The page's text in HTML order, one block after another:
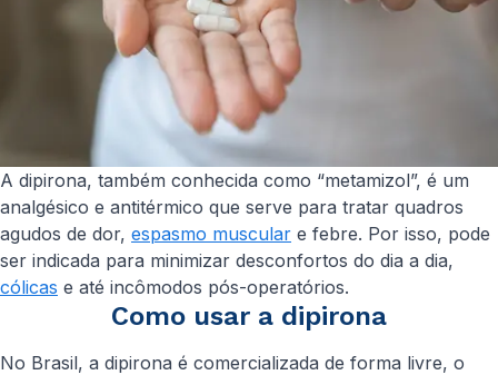
A dipirona, também conhecida como “metamizol”, é um
analgésico e antitérmico que serve para tratar quadros
agudos de dor, espasmo muscular e febre. Por isso, pode
ser indicada para minimizar desconfortos do dia a dia,
cólicas e até incômodos pós-operatórios.
Como usar a dipirona
No Brasil, a dipirona é comercializada de forma livre, o